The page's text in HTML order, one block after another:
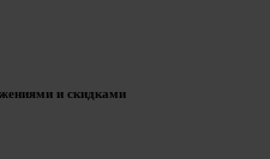
и скидками